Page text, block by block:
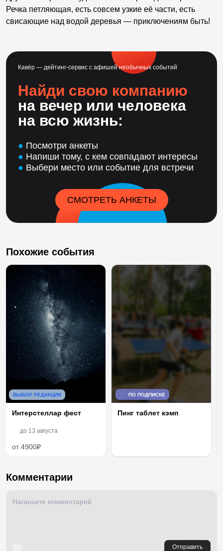
Речка петляющая, есть совсем узкие её части, есть
свисающие над водой деревья — приключениям быть!
Кавёр — дейтинг-сервис с афишей необычных событий
Найди свою компанию
на вечер или человека
на всю жизнь:
● Посмотри анкеты
● Напиши тому, с кем совпадают интересы
● Выбери место или событие для встречи
СМОТРЕТЬ АНКЕТЫ
Похожие события
ВЫБОР РЕДАКЦИИ
Интерстеллар фест
до 13 августа
от 4900₽
ПО ПОДПИСКЕ
Пинг таблет кэмп
Комментарии
Отправить